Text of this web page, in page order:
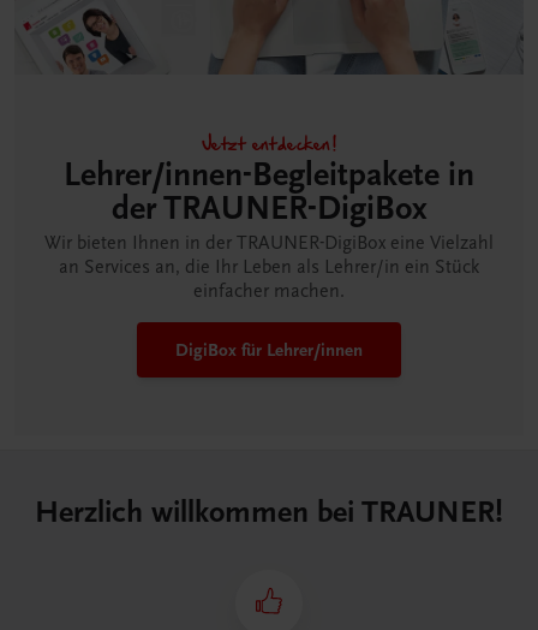
Jetzt entdecken!
Lehrer/innen-Begleitpakete in
der TRAUNER-DigiBox
Wir bieten Ihnen in der TRAUNER-DigiBox eine Vielzahl
an Services an, die Ihr Leben als Lehrer/in ein Stück
einfacher machen.
DigiBox für Lehrer/innen
Herzlich willkommen bei TRAUNER!